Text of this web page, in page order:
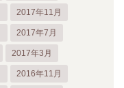
2017年11月
2017年7月
2017年3月
2016年11月